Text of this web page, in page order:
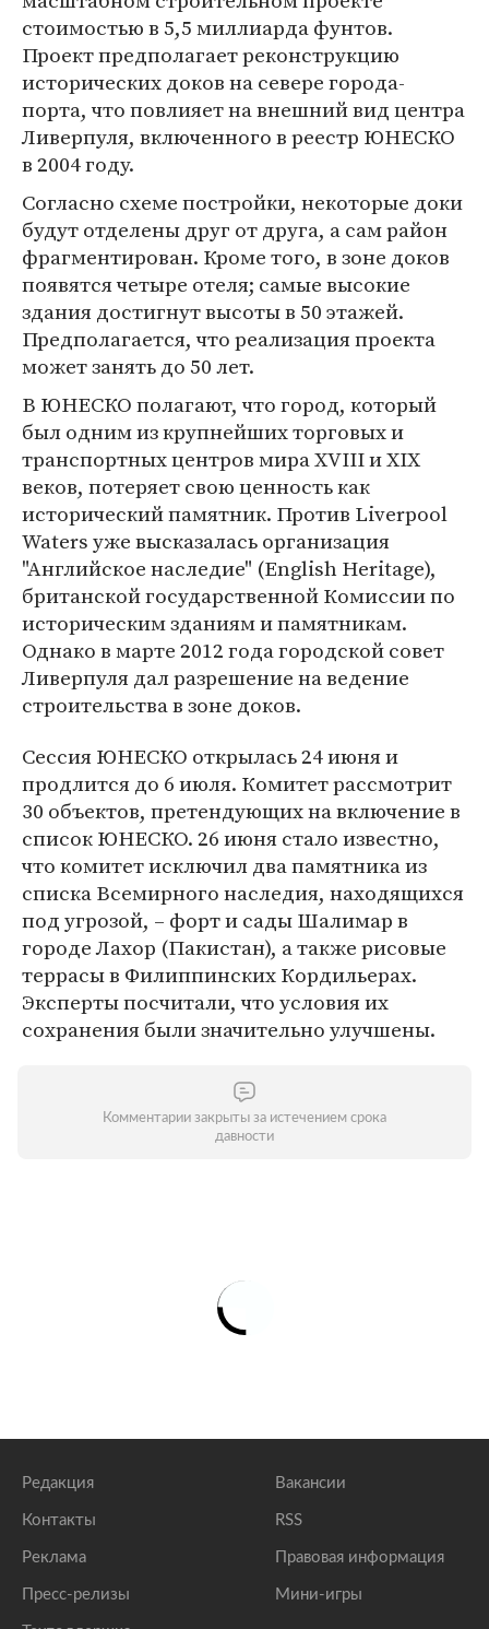
стоимостью в 5,5 миллиарда фунтов.
Проект предполагает реконструкцию
исторических доков на севере города-
порта, что повлияет на внешний вид центра
Ливерпуля, включенного в реестр ЮНЕСКО
в 2004 году.
Согласно схеме постройки, некоторые доки
будут отделены друг от друга, а сам район
фрагментирован. Кроме того, в зоне доков
появятся четыре отеля; самые высокие
здания достигнут высоты в 50 этажей.
Предполагается, что реализация проекта
может занять до 50 лет.
В ЮНЕСКО полагают, что город, который
был одним из крупнейших торговых и
транспортных центров мира XVIII и XIX
веков, потеряет свою ценность как
исторический памятник. Против Liverpool
Waters уже высказалась организация
"Английское наследие" (English Heritage),
британской государственной Комиссии по
историческим зданиям и памятникам.
Однако в марте 2012 года городской совет
Ливерпуля дал разрешение на ведение
строительства в зоне доков.
Сессия ЮНЕСКО открылась 24 июня и
продлится до 6 июля. Комитет рассмотрит
30 объектов, претендующих на включение в
список ЮНЕСКО. 26 июня стало известно,
что комитет исключил два памятника из
списка Всемирного наследия, находящихся
под угрозой, – форт и сады Шалимар в
городе Лахор (Пакистан), а также рисовые
террасы в Филиппинских Кордильерах.
Эксперты посчитали, что условия их
сохранения были значительно улучшены.
Комментарии закрыты за истечением срока
давности
Редакция
Контакты
Реклама
Пресс-релизы
Вакансии
RSS
Правовая информация
Мини-игры